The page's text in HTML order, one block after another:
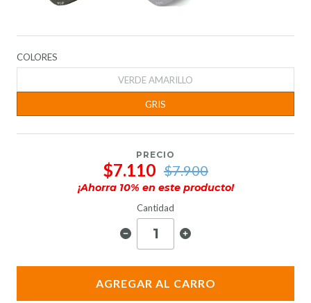
COLORES
VERDE AMARILLO
GRIS
PRECIO
$7.110 $7.900
¡Ahorra 10% en este producto!
Cantidad
AGREGAR AL CARRO